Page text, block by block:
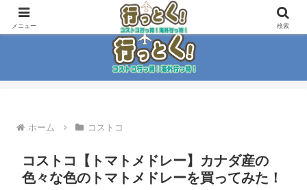
コストコ大好き家族がイチ押商品紹介！！
ホーム コストコ
コストコ【トマトメドレー】カナダ産の
色々な色のトマトメドレーを買ってみた！
メニュー 検索